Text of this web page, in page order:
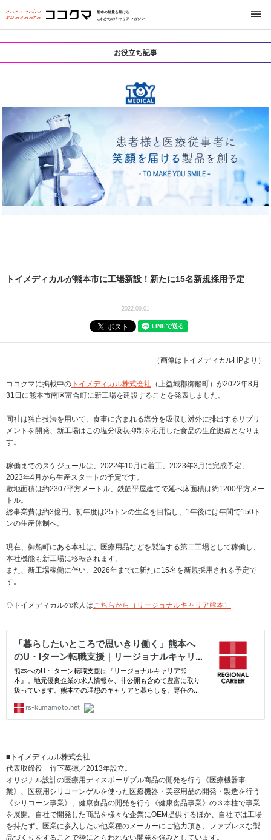
熊本の熱量を届ける
これからのキャリアマガジン
お役立ち記事
トイメディカルが熊本市に工場新設！新たに15名新規採用予定
2022.09.01
（画像はトイメディカルHPより）
ココクマに掲載中の トイメディカル株式会社 （上益城郡御船町）が2022年8月
31日に熊本市南区富合町に新工場を建設することを発表しました。
同社は独自技法を用いて、食事に含まれる塩分を吸収し対外に排出するサプリ
メントを開発、新工場はこの塩分吸収抑制を応用した食品の生産拠点となりま
す。
稼働までのスケジュールは、2022年10月に着工、2023年3月に完成予定、
2023年4月から生産スタートの予定です。
敷地面積は約2307平方メートル、鉄筋平屋建てで延べ床面積は約1200平方メー
トル。
総事業費は約3億円。初年度は25トンの生産を目指し、1年後には年間で150ト
ンの生産体制へ。
現在、御船町にある本社は、医療用品などを製造する第二工場として稼働し、
本社機能も新工場に移転されます。
また、新工場稼働に伴い、2026年までに新たに15名を新規採用される予定で
す。
◇トイメディカルの求人はこちらから（リージョナルキャリア熊本）
■トイメディカル株式会社
代表取締役 竹下英徳／2013年設立。
オリジナル設計の医療用ディスポーザブル商品の開発を行う《医療機器事
業》、医療用シリコーンゲルを使った医療機器・美容用品の開発・製造を行う
《シリコーン事業》、健康食品の開発を行う《健康食品事業》の３本柱で事業
を展開。自社で開発した商品を様々な企業にOEM提供するほか、自社では工場
を持たず、医業に参入したい他業種のメーカーにご協力頂き、ファブレスな製
品づくりをすることで枠にとらわれない開発を強みとしています。